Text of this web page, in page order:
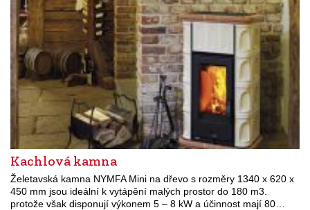
Kachlová kamna
Želetavská kamna NYMFA Mini na dřevo s rozměry 1340 x 620 x
450 mm jsou ideální k vytápění malých prostor do 180 m3.
protože však disponují výkonem 5 – 8 kW a účinnost mají 80…